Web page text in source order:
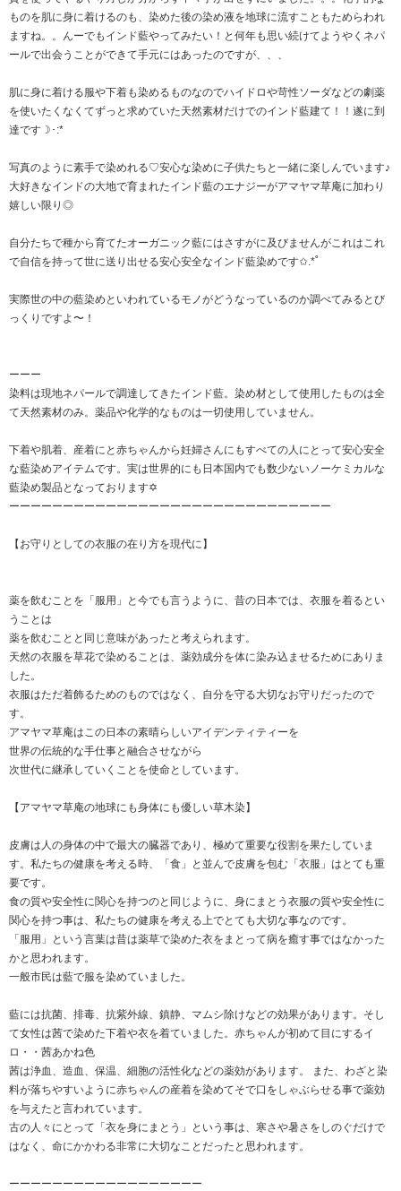
ものを肌に身に着けるのも、染めた後の染め液を地球に流すこともためらわれ
ますね。。んーでもインド藍やってみたい！と何年も思い続けてようやくネパ
ールで出会うことができて手元にはあったのですが、、、
肌に身に着ける服や下着も染めるものなのでハイドロや苛性ソーダなどの劇薬
を使いたくなくてずっと求めていた天然素材だけでのインド藍建て！！遂に到
達です☽･:*
写真のように素手で染めれる♡安心な染めに子供たちと一緒に楽しんでいます♪
大好きなインドの大地で育まれたインド藍のエナジーがアマヤマ草庵に加わり
嬉しい限り◎
自分たちで種から育てたオーガニック藍にはさすがに及びませんがこれはこれ
で自信を持って世に送り出せる安心安全なインド藍染めです✩.*˚
実際世の中の藍染めといわれているモノがどうなっているのか調べてみるとび
っくりですよ〜！
ーーー
染料は現地ネパールで調達してきたインド藍。染め材として使用したものは全
て天然素材のみ。薬品や化学的なものは一切使用していません。
下着や肌着、産着にと赤ちゃんから妊婦さんにもすべての人にとって安心安全
な藍染めアイテムです。実は世界的にも日本国内でも数少ないノーケミカルな
藍染め製品となっております✡
ーーーーーーーーーーーーーーーーーーーーーーーーーーーーーー
【お守りとしての衣服の在り方を現代に】
薬を飲むことを「服用」と今でも言うように、昔の日本では、衣服を着るとい
うことは
薬を飲むことと同じ意味があったと考えられます。
天然の衣服を草花で染めることは、薬効成分を体に染み込ませるためにありま
した。
衣服はただ着飾るためのものではなく、自分を守る大切なお守りだったので
す。
アマヤマ草庵はこの日本の素晴らしいアイデンティティーを
世界の伝統的な手仕事と融合させながら
次世代に継承していくことを使命としています。
【アマヤマ草庵の地球にも身体にも優しい草木染】
皮膚は人の身体の中で最大の臓器であり、極めて重要な役割を果たしていま
す。私たちの健康を考える時、「食」と並んで皮膚を包む「衣服」はとても重
要です。
食の質や安全性に関心を持つのと同じように、身にまとう衣服の質や安全性に
関心を持つ事は、私たちの健康を考える上でとても大切な事なのです。
「服用」という言葉は昔は薬草で染めた衣をまとって病を癒す事ではなかった
かと思われます。
一般市民は藍で服を染めていました。
藍には抗菌、排毒、抗紫外線、鎮静、マムシ除けなどの効果があります。そし
て女性は茜で染めた下着や衣を着ていました。赤ちゃんが初めて目にするイ
ロ・・茜あかね色
茜は浄血、造血、保温、細胞の活性化などの薬効があります。 また、わざと染
料が落ちやすいように赤ちゃんの産着を染めてそで口をしゃぶらせる事で薬効
を与えたと言われています。
古の人々にとって「衣を身にまとう」という事は、寒さや暑さをしのぐだけで
はなく、命にかかわる非常に大切なことだったと思われます。
ーーーーーーーーーーーーーーーーーー